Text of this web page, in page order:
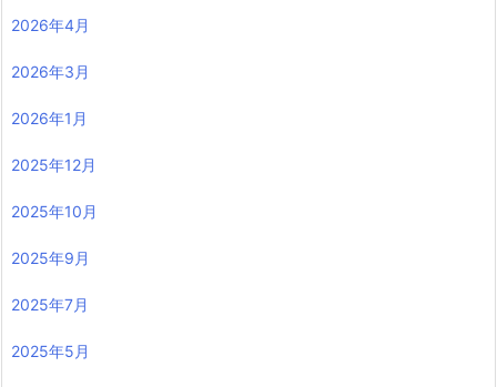
2026年4月
2026年3月
2026年1月
2025年12月
2025年10月
2025年9月
2025年7月
2025年5月